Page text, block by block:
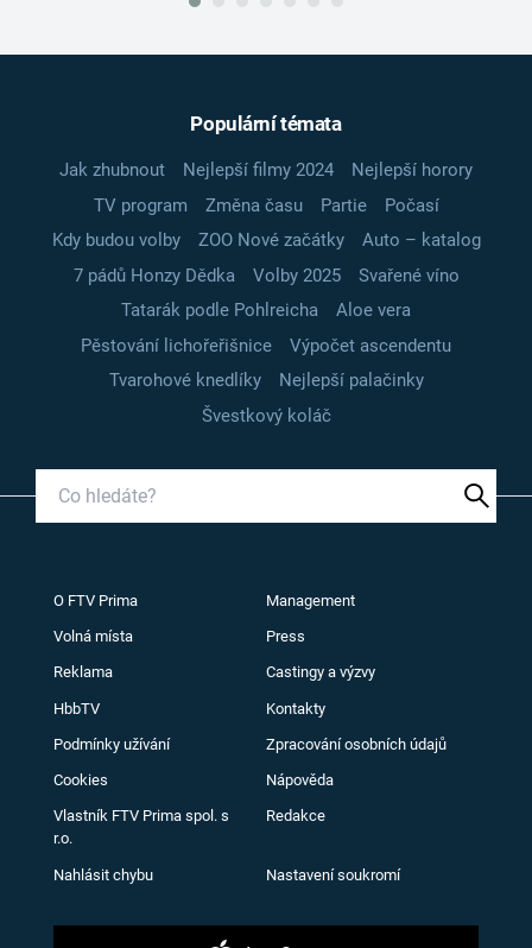
Populární témata
Jak zhubnout Nejlepší filmy 2024
Nejlepší horory
TV program
Změna času Partie
Počasí
Kdy budou volby
ZOO Nové začátky
Auto – katalog
7 pádů Honzy Dědka
Volby 2025
Svařené víno
Tatarák podle Pohlreicha
Aloe vera
Pěstování lichořeřišnice
Výpočet ascendentu
Tvarohové knedlíky
Nejlepší palačinky
Švestkový koláč
O FTV Prima Management
Volná místa Press
Reklama Castingy a výzvy
HbbTV Kontakty
Podmínky užívání Zpracování osobních údajů
Cookies Nápověda
Vlastník FTV Prima spol. s
r.o.
Redakce
Nahlásit chybu Nastavení soukromí